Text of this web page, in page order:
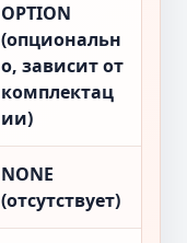
OPTION
(опциональн
о, зависит от
комплектац
ии)
NONE
(отсутствует)